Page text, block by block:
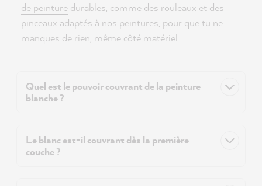
de peinture durables, comme des rouleaux et des
pinceaux adaptés à nos peintures, pour que tu ne
manques de rien, même côté matériel.
Quel est le pouvoir couvrant de la peinture
blanche ?
Le blanc est-il couvrant dès la première
couche ?